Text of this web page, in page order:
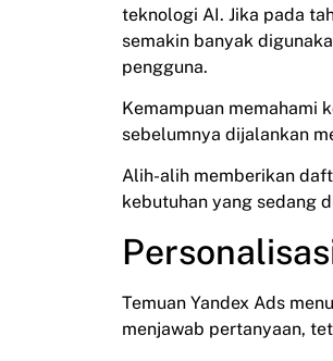
teknologi AI. Jika pada
semakin banyak
pengguna.
Kemampuan memahami
sebelumnya dijalankan
Alih-alih memberikan
kebutuhan yang sedang
Temuan Yandex Ads
menjawab pertanyaan,